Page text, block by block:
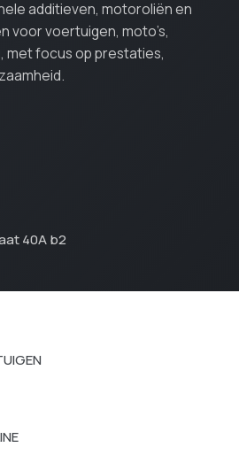
additieven, motoroliën en
voor voertuigen, moto’s,
met focus op prestaties,
40A b2